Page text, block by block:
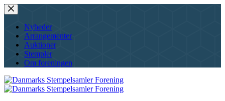
Skip
to
contentNyheder
Arrangementer
Auktioner
Stempler
Om foreningen